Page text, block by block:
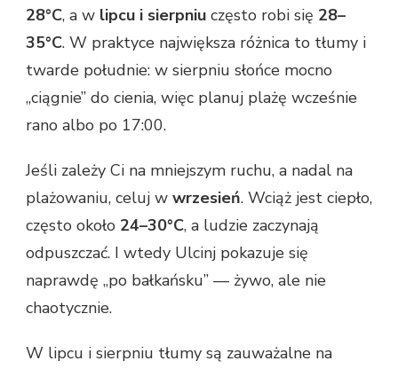
28°C, a w lipcu i sierpniu często robi się 28–
35°C. W praktyce największa różnica to tłumy i
twarde południe: w sierpniu słońce mocno
„ciągnie” do cienia, więc planuj plażę wcześnie
rano albo po 17:00.
Jeśli zależy Ci na mniejszym ruchu, a nadal na
plażowaniu, celuj w wrzesień. Wciąż jest ciepło,
często około 24–30°C, a ludzie zaczynają
odpuszczać. I wtedy Ulcinj pokazuje się
naprawdę „po bałkańsku” — żywo, ale nie
chaotycznie.
W lipcu i sierpniu tłumy są zauważalne na